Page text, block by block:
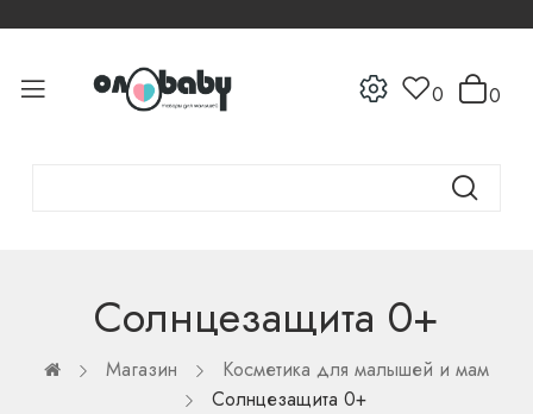
0 0
Солнцезащита 0+
Магазин
Косметика для малышей и мам
Солнцезащита 0+